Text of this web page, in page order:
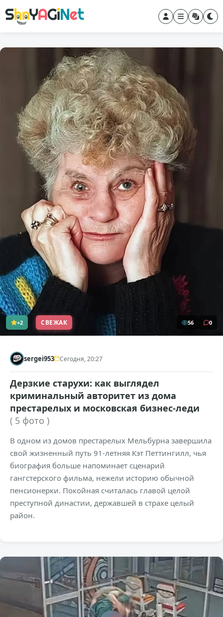
+2 56 0
СВЕЖАК
sergei953 Сегодня, 20:27
Дерзкие старухи: как выглядел
криминальный авторитет из дома
престарелых и московская бизнес-леди
( 5 фото )
В одном из домов престарелых Мельбурна завершила
свой жизненный путь 91-летняя Кэт Петтингилл, чья
биография больше напоминает сценарий
гангстерского фильма, нежели историю обычной
пенсионерки. Покойная считалась главой целой
преступной династии, державшей в страхе целый
район.